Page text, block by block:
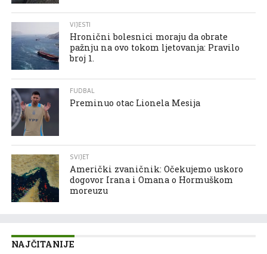
VIJESTI
Hronični bolesnici moraju da obrate
pažnju na ovo tokom ljetovanja: Pravilo
broj 1.
FUDBAL
Preminuo otac Lionela Mesija
SVIJET
Američki zvaničnik: Očekujemo uskoro
dogovor Irana i Omana o Hormuškom
moreuzu
NAJČITANIJE